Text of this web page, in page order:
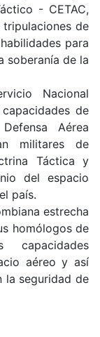
- CETAC,
de
para
soberanía de la
Nacional
de
Aérea
militares de
Táctica y
del espacio
país.
estrecha
homólogos de
aéreo y así
la seguridad de